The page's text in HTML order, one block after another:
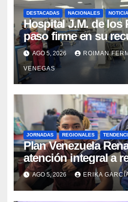
DESTACADAS NACIONALES
Hospital J.M. de los
paso firme en su
tras los recientes
sísmicos
AGO 5, 2026 ROIMAN
VENEGAS
JORNADAS REGIONALES
​Plan Venezuela
atención integral a
evaluación de
Aragua
AGO 5, 2026 ERIKA